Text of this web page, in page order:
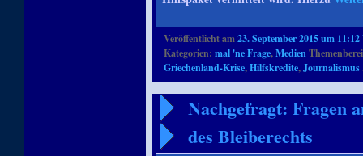
Veröffentlicht am23. September 2015 um
Kategorien:mal 'ne Frage,Medien
Griechenland-Krise,Hilfskredite,Journalismus
Nachgefragt: Fragen
des Bleiberechts